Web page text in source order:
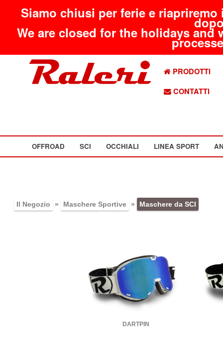
Siamo chiusi per ferie e
We are closed for the holidays
PRODOTTI
CONTATTI
OFFROAD SCI OCCHIALI LINEA SPORT
Il Negozio » Maschere Sportive » Maschere da SCI
DARTPIN